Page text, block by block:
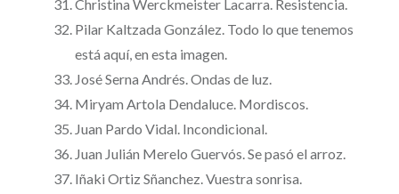
Christina Werckmeister Lacarra. Resistencia.
Pilar Kaltzada González. Todo lo que tenemos
está aquí, en esta imagen.
José Serna Andrés. Ondas de luz.
Miryam Artola Dendaluce. Mordiscos.
Juan Pardo Vidal. Incondicional.
Juan Julián Merelo Guervós. Se pasó el arroz.
Iñaki Ortiz Sñanchez. Vuestra sonrisa.